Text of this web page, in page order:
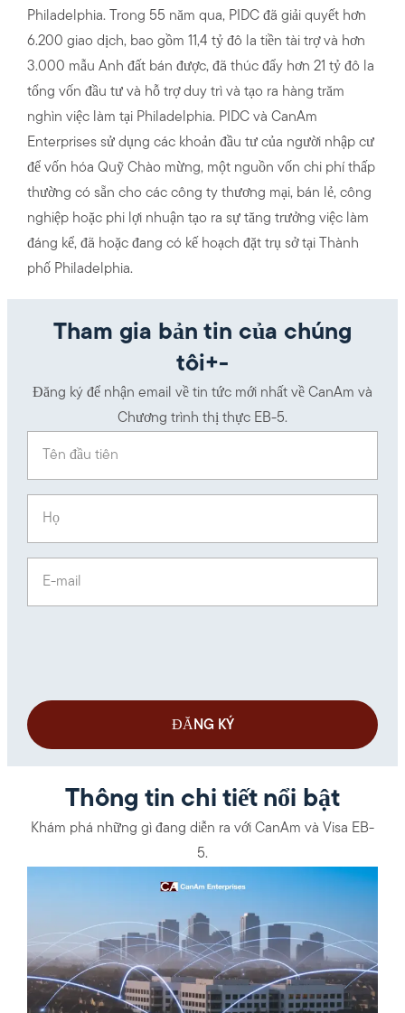
Philadelphia. Trong 55 năm qua, PIDC đã giải quyết hơn
6.200 giao dịch, bao gồm 11,4 tỷ đô la tiền tài trợ và hơn
3.000 mẫu Anh đất bán được, đã thúc đẩy hơn 21 tỷ đô la
tổng vốn đầu tư và hỗ trợ duy trì và tạo ra hàng trăm
nghìn việc làm tại Philadelphia. PIDC và CanAm
Enterprises sử dụng các khoản đầu tư của người nhập cư
để vốn hóa Quỹ Chào mừng, một nguồn vốn chi phí thấp
thường có sẵn cho các công ty thương mại, bán lẻ, công
nghiệp hoặc phi lợi nhuận tạo ra sự tăng trưởng việc làm
đáng kể, đã hoặc đang có kế hoạch đặt trụ sở tại Thành
phố Philadelphia.
Tham gia bản tin của chúng
tôi+-
Đăng ký để nhận email về tin tức mới nhất về CanAm và
Chương trình thị thực EB-5.
Thông tin chi tiết nổi bật
Khám phá những gì đang diễn ra với CanAm và Visa EB-
5.